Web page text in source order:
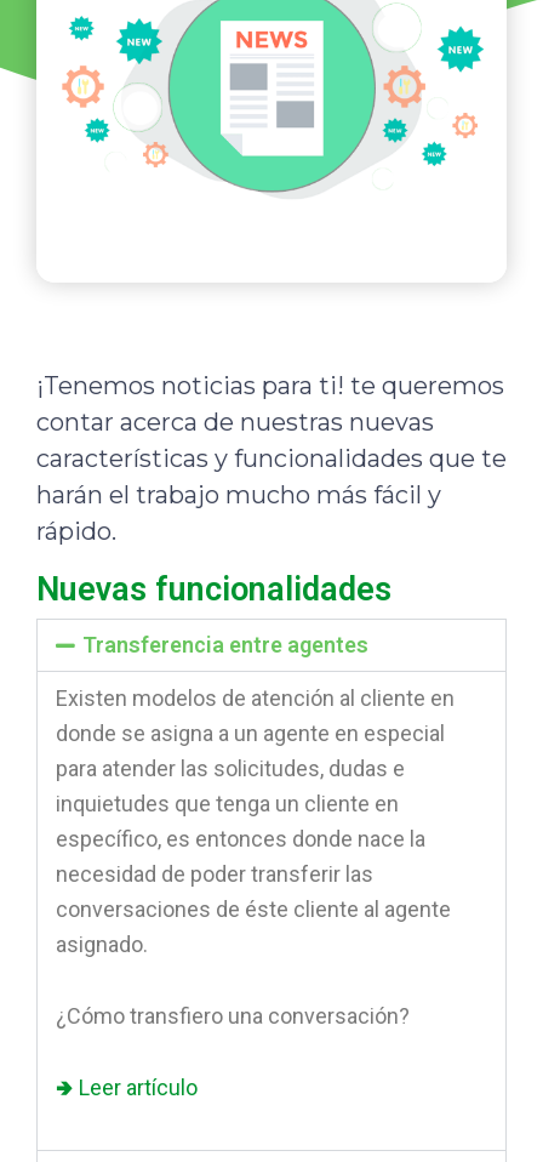
¡Tenemos noticias para ti! te queremos
contar acerca de nuestras nuevas
características y funcionalidades que te
harán el trabajo mucho más fácil y
rápido.
Nuevas funcionalidades
Transferencia entre agentes
Existen modelos de atención al cliente en
donde se asigna a un agente en especial
para atender las solicitudes, dudas e
inquietudes que tenga un cliente en
específico, es entonces donde nace la
necesidad de poder transferir las
conversaciones de éste cliente al agente
asignado.
¿Cómo transfiero una conversación?
🢂 Leer artículo